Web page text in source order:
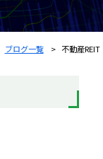
ブログ一覧 不動産REIT